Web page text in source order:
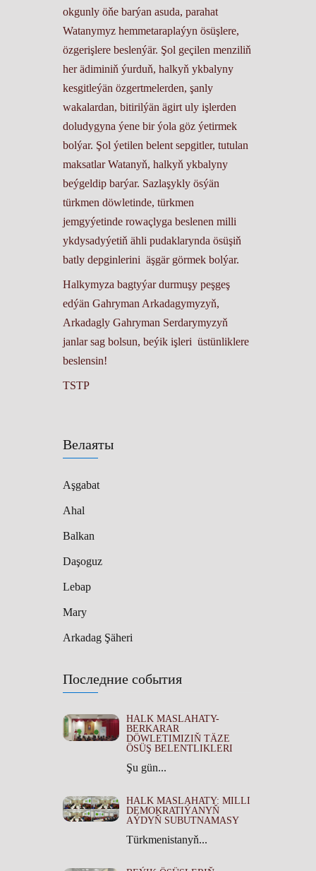
Велаяты
Aşgabat
Ahal
Balkan
Daşoguz
Lebap
Mary
Arkadag Şäheri
Последние события
HALK MASLAHATY-
BERKARAR
DÖWLETIMIZIŇ TÄZE
ÖSÜŞ BELENTLIKLERI
Şu gün...
HALK MASLAHATY: MILLI
DEMOKRATIÝANYŇ
AÝDYŇ SUBUTNAMASY
Türkmenistanyň...
okgunly öňe barýan asuda, parahat
Watanymyz hemmetaraplaýyn ösüşlere,
özgerişlere beslenýär. Şol geçilen menziliň
her ädiminiň ýurduň, halkyň ykbalyny
kesgitleýän özgertmelerden, şanly
wakalardan, bitirilýän ägirt uly işlerden
doludygyna ýene bir ýola göz ýetirmek
bolýar. Şol ýetilen belent sepgitler, tutulan
maksatlar Watanyň, halkyň ykbalyny
beýgeldip barýar. Sazlaşykly ösýän
türkmen döwletinde, türkmen
jemgyýetinde rowaçlyga beslenen milli
ykdysadyýetiň ähli pudaklarynda ösüşiň
batly depginlerini äşgär görmek bolýar.
Halkymyza bagtyýar durmuşy peşgeş
edýän Gahryman Arkadagymyzyň,
Arkadagly Gahryman Serdarymyzyň
janlar sag bolsun, beýik işleri üstünliklere
beslensin!
TSTP